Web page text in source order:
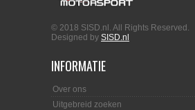
© 2018 SISD.nl. All Rights Reserved.
Designed by SISD.nl
INFORMATIE
Over ons
Uitgebreid zoeken